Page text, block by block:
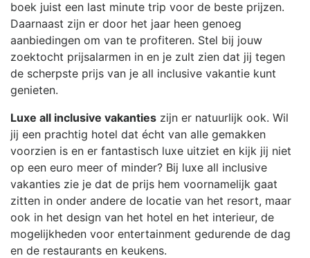
boek juist een last minute trip voor de beste prijzen.
Daarnaast zijn er door het jaar heen genoeg
aanbiedingen om van te profiteren. Stel bij jouw
zoektocht prijsalarmen in en je zult zien dat jij tegen
de scherpste prijs van je all inclusive vakantie kunt
genieten.
Luxe all inclusive vakanties zijn er natuurlijk ook. Wil
jij een prachtig hotel dat écht van alle gemakken
voorzien is en er fantastisch luxe uitziet en kijk jij niet
op een euro meer of minder? Bij luxe all inclusive
vakanties zie je dat de prijs hem voornamelijk gaat
zitten in onder andere de locatie van het resort, maar
ook in het design van het hotel en het interieur, de
mogelijkheden voor entertainment gedurende de dag
en de restaurants en keukens.